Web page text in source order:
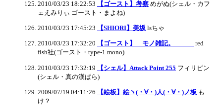
2010/03/23 18:22:53 【ゴースト】考察 めがぬ(シェル・カフ
ェえみりぃ ゴースト・まよね)
2010/03/23 17:45:23 【SHIORI】美坂 lsちゃ
2010/03/23 17:32:20 【ゴースト】 モノ雑記。
red
fish社(ゴースト・type-1 mono)
2010/03/23 17:32:19 【シェル】Attack Point 255 フィリピン
(シェル・真の漢ぱら)
2009/07/19 04:11:26 【絵板】絵ヽ(・∀・)人(・∀・)ノ板 も
け？